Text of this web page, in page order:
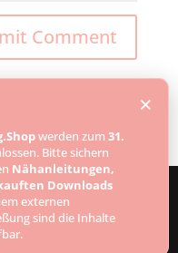
| Powered by
werden zum 31.
Bitte sichern
Nähanleitungen,
Downloads
externen
sind die Inhalte
×